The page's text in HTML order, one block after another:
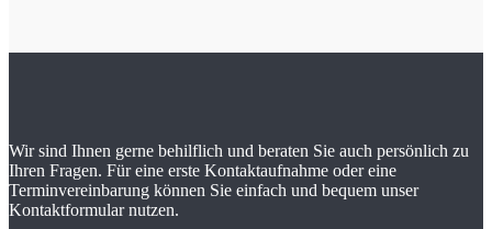
Wir sind Ihnen gerne behilflich und beraten Sie auch persönlich zu
Ihren Fragen. Für eine erste Kontaktaufnahme oder eine
Terminvereinbarung können Sie einfach und bequem unser
Kontaktformular nutzen.